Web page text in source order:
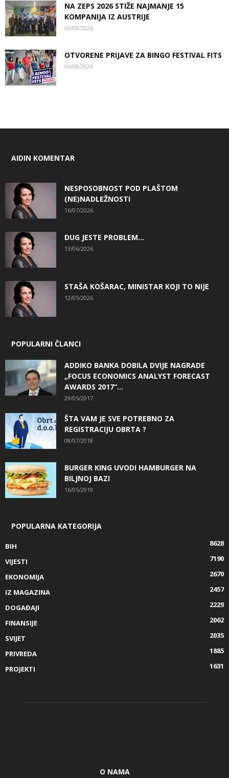
NA ZEPS 2026 STIŽE NAJMANJE 15
KOMPANIJA IZ AUSTRIJE
06/08/2026
OTVORENE PRIJAVE ZA BINGO FESTIVAL FITS
06/08/2026
AIDIN KOMENTAR
NESPOSOBNOST POD PLAŠTOM
(NE)NADLEŽNOSTI
16/07/2026
DUG JESTE PROBLEM…
13/06/2026
STAŠA KOŠARAC, MINISTAR KOJI TO NIJE
12/05/2026
POPULARNI ČLANCI
ADDIKO BANKA DOBILA DVIJE NAGRADE
„FOCUS ECONOMICS ANALYST FORECAST
AWARDS 2017“...
29/05/2017
ŠTA VAM JE SVE POTREBNO ZA
REGISTRACIJU OBRTA ?
08/07/2018
BURGER KING UVODI HAMBURGER NA
BILJNOJ BAZI
16/05/2019
POPULARNA KATEGORIJA
BIH
8628
VIJESTI
7190
EKONOMIJA
2670
IZ MAGAZINA
2457
DOGAĐAJI
2229
FINANSIJE
2062
SVIJET
2035
PRIVREDA
1885
PROJEKTI
1631
O NAMA